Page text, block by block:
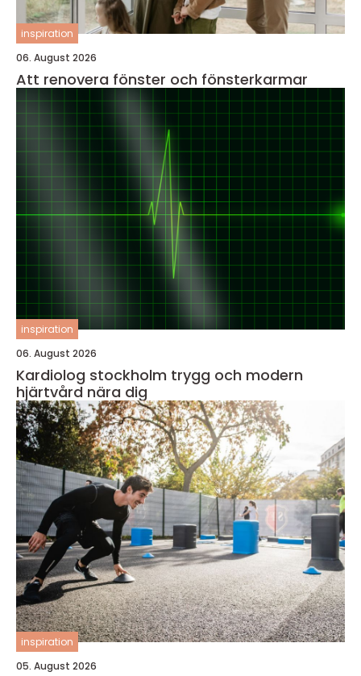
inspiration
06. August 2026
Att renovera fönster och fönsterkarmar
inspiration
06. August 2026
Kardiolog stockholm trygg och modern
hjärtvård nära dig
inspiration
05. August 2026